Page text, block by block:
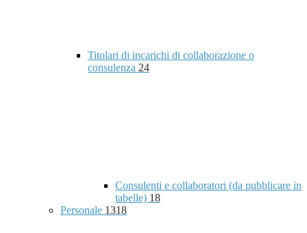
Titolari di incarichi di collaborazione o
consulenza 24
Consulenti e collaboratori (da pubblicare in
tabelle) 18
Personale 1318